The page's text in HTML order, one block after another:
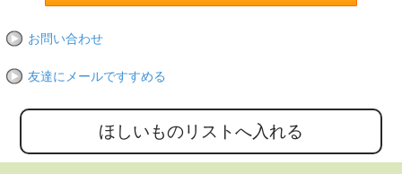
お問い合わせ
友達にメールですすめる